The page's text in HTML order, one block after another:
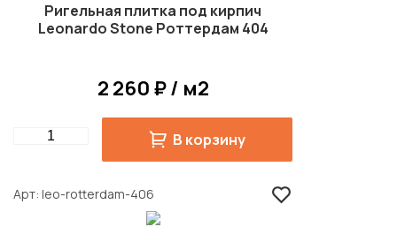
Ригельная плитка под кирпич
Leonardo Stone Роттердам 404
2 260 ₽ / м2
Quantity В корзину
Арт leo-rotterdam-406